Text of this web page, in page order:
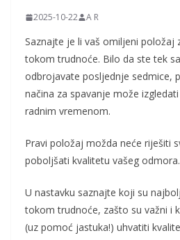
e
2025-10-22 A R
Saznajte je li vaš omiljeni položaj
tokom trudnoće. Bilo da ste tek
odbrojavate posljednje sedmice,
načina za spavanje može
radnim vremenom.
Pravi položaj možda neće riješiti
poboljšati kvalitetu vašeg odmora.
U nastavku saznajte koji su
tokom trudnoće, zašto su važni i
(uz pomoć jastuka!) uhvatiti